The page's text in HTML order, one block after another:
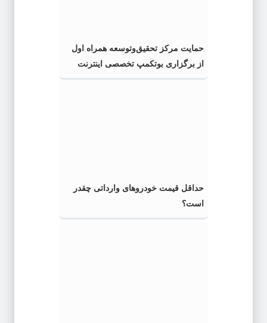
حمایت مرکز تحقیق‌وتوسعه همراه اول
از برگزاری بوتکمپ تخصصی اینترنت
اشیاء
حداقل قیمت خودروهای وارداتی چقدر
است؟